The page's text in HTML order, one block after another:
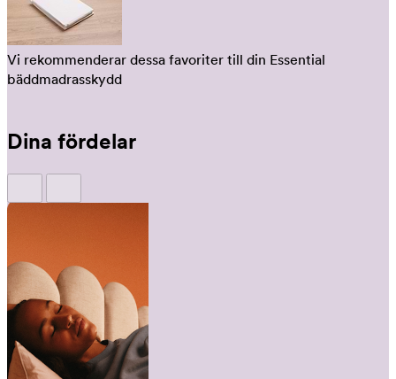
Vi rekommenderar dessa favoriter till din Essential
bäddmadrasskydd
Dina fördelar